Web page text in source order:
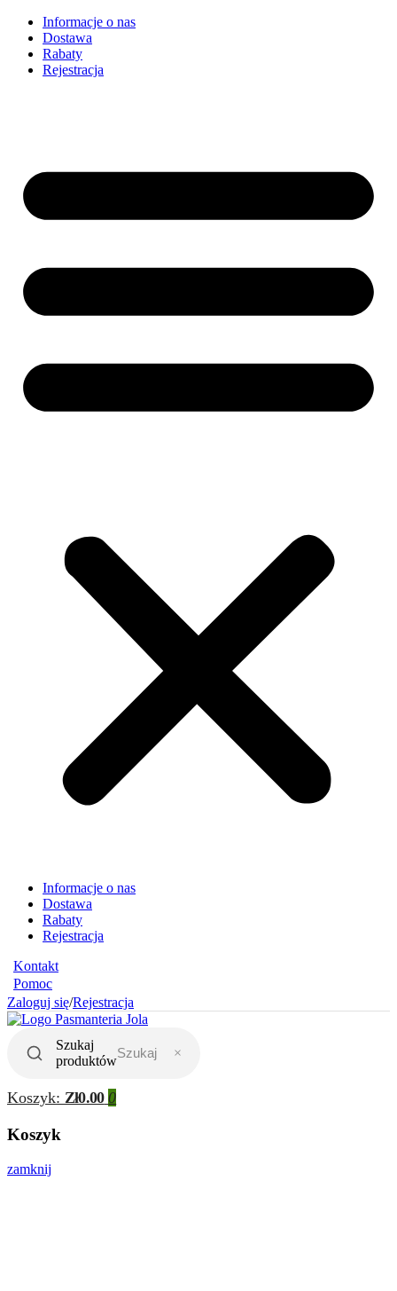
Informacje o nas
Dostawa
Rabaty
Rejestracja
Informacje o nas
Dostawa
Rabaty
Rejestracja
Kontakt
Pomoc
Zaloguj się/Rejestracja
Szukaj
produktów
×
Koszyk: Zł0.00 0
Koszyk
zamknij